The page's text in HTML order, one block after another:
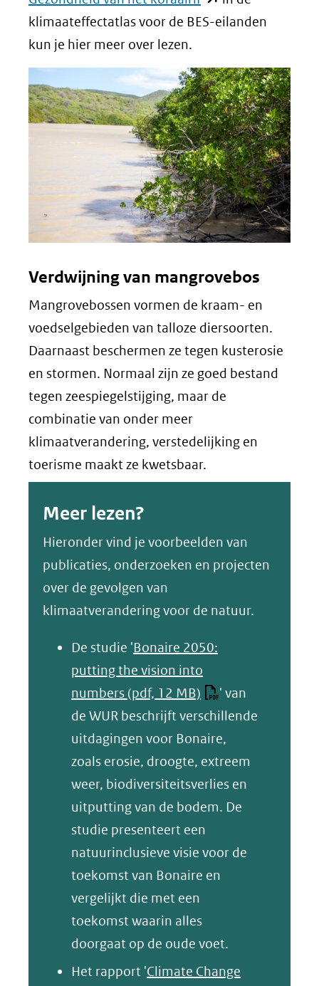
in
venster)
(verwijst
naar
een
andere
website)
klimaateffectatlas voor de BES-eilanden
kun je hier meer over lezen.
Verdwijning van mangrovebos
Mangrovebossen vormen de kraam- en
voedselgebieden van talloze diersoorten.
Daarnaast beschermen ze tegen kusterosie
en stormen. Normaal zijn ze goed bestand
tegen zeespiegelstijging, maar de
combinatie van onder meer
klimaatverandering, verstedelijking en
toerisme maakt ze kwetsbaar.
Meer lezen?
Hieronder vind je voorbeelden van
publicaties, onderzoeken en projecten
over de gevolgen van
klimaatverandering voor de natuur.
De studie 'Bonaire 2050:
putting the vision into
numbers (pdf, 12 MB)
' van
de WUR beschrijft verschillende
uitdagingen voor Bonaire,
zoals erosie, droogte, extreem
weer, biodiversiteitsverlies en
uitputting van de bodem. De
studie presenteert een
natuurinclusieve visie voor de
toekomst van Bonaire en
vergelijkt die met een
toekomst waarin alles
doorgaat op de oude voet.
Het rapport 'Climate Change